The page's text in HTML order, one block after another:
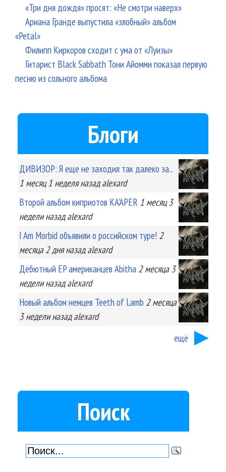
«Три дня дождя» просят: «Не смотри наверх»
Ариана Гранде выпустила «злобный» альбом
«Petal»
Филипп Киркоров сходит с ума от «Луизы»
Гитарист Black Sabbath Тони Айомми показал первую
песню из сольного альбома
Блоги
ДИВИЗОР: Я еще не заходил так далеко за...
1 месяц 1 неделяназад alexard
Второй альбом киприотов KA'APER 1 месяц 3
неделиназад alexard
I Am Morbid объявили о российском туре! 2
месяца 2 дняназад alexard
Дебютный EP американцев Abitha 2 месяца 3
неделиназад alexard
Новый альбом немцев Teeth of Lamb 2 месяца
3 неделиназад alexard
ещё
Поиск